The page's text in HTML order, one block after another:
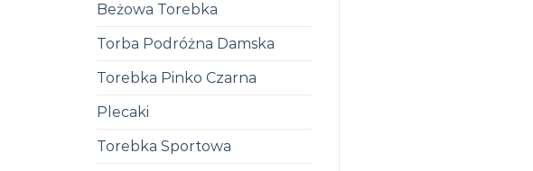
Beżowa Torebka
Torba Podróżna Damska
Torebka Pinko Czarna
Plecaki
Torebka Sportowa